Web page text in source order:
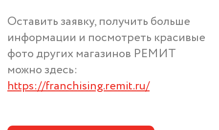
Оставить заявку, получить больше
информации и посмотреть красивые
фото других магазинов РЕМИТ
можно здесь:
https://franchising.remit.ru/